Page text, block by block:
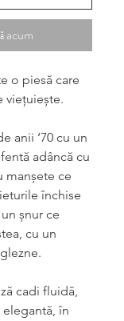
acum
o piesă care
viețuiește.
anii ‘70 cu un
adâncă cu
manșete ce
închise
șnur ce
cu un
cadi fluidă,
în